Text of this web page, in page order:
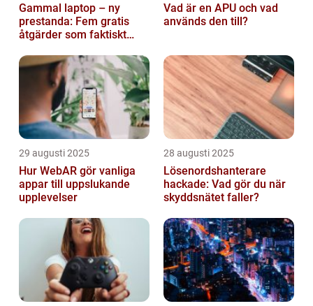
Gammal laptop – ny
prestanda: Fem gratis
åtgärder som faktiskt
Vad är en APU och vad
används den till?
29 augusti 2025
Hur WebAR gör vanliga
appar till uppslukande
upplevelser
28 augusti 2025
Lösenordshanterare
hackade: Vad gör du när
skyddsnätet faller?